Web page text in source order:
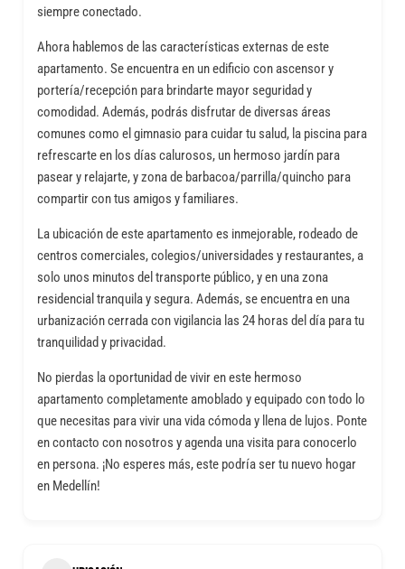
siempre conectado.
Ahora hablemos de las características externas de este
apartamento. Se encuentra en un edificio con ascensor y
portería/recepción para brindarte mayor seguridad y
comodidad. Además, podrás disfrutar de diversas áreas
comunes como el gimnasio para cuidar tu salud, la piscina para
refrescarte en los días calurosos, un hermoso jardín para
pasear y relajarte, y zona de barbacoa/parrilla/quincho para
compartir con tus amigos y familiares.
La ubicación de este apartamento es inmejorable, rodeado de
centros comerciales, colegios/universidades y restaurantes, a
solo unos minutos del transporte público, y en una zona
residencial tranquila y segura. Además, se encuentra en una
urbanización cerrada con vigilancia las 24 horas del día para tu
tranquilidad y privacidad.
No pierdas la oportunidad de vivir en este hermoso
apartamento completamente amoblado y equipado con todo lo
que necesitas para vivir una vida cómoda y llena de lujos. Ponte
en contacto con nosotros y agenda una visita para conocerlo
en persona. ¡No esperes más, este podría ser tu nuevo hogar
en Medellín!